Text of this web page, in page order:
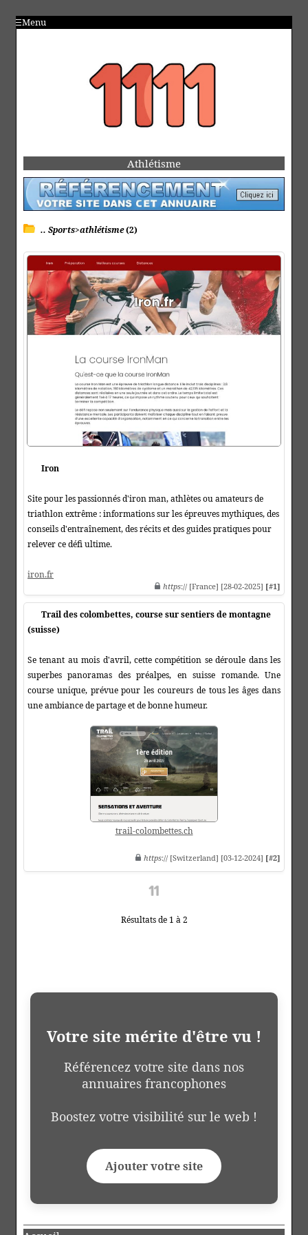
Menu
Athlétisme
.. Sports>athlétisme(2)
Iron
Site pour les passionnés d'iron man, athlètes ou amateurs de
triathlon extrême : informations sur les épreuves mythiques, des
conseils d'entraînement, des récits et des guides pratiques pour
relever ce défi ultime.
iron.fr
https:// [France] [28-02-2025] [#1]
Trail des colombettes, course sur sentiers de montagne
(suisse)
Se tenant au mois d'avril, cette compétition se déroule dans les
superbes panoramas des préalpes, en suisse romande. Une
course unique, prévue pour les coureurs de tous les âges dans
une ambiance de partage et de bonne humeur.
trail-colombettes.ch
https:// [Switzerland] [03-12-2024] [#2]
Résultats de 1 à 2
Votre site mérite d'être vu !
Référencez votre site dans nos
annuaires francophones
Boostez votre visibilité sur le web !
Ajouter votre site